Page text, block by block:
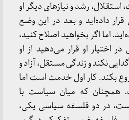
رشد و نیازهای دیگر او
داده‌اید و بعد در این وضع
اما اگر بخواهید اصلاح کنید،
اختیار او قرار می‌دهید از او
نکند و زندگی مستقل، آزاد و
بکند. کار اول خدمت است اما
همچنان که میان سیاست با
در دو فلسفه سیاسی یکی،